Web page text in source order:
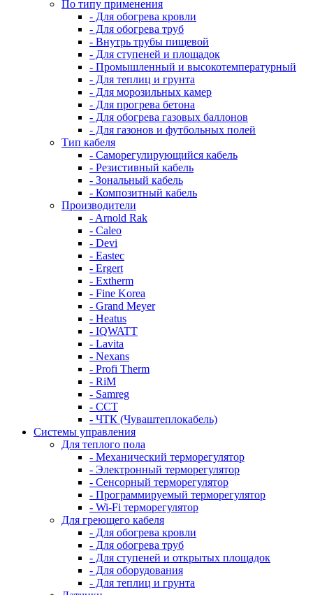
По типу применения
- Для обогрева кровли
- Для обогрева труб
- Внутрь трубы пищевой
- Для ступеней и площадок
- Промышленный и высокотемпературный
- Для теплиц и грунта
- Для морозильных камер
- Для прогрева бетона
- Для обогрева газовых баллонов
- Для газонов и футбольных полей
Тип кабеля
- Саморегулирующийся кабель
- Резистивный кабель
- Зональный кабель
- Композитный кабель
Производители
- Arnold Rak
- Caleo
- Devi
- Eastec
- Ergert
- Extherm
- Fine Korea
- Grand Meyer
- Heatus
- IQWATT
- Lavita
- Nexans
- Profi Therm
- RiM
- Samreg
- ССТ
- ЧТК (Чуваштеплокабель)
Системы управления
Для теплого пола
- Механический терморегулятор
- Электронный терморегулятор
- Сенсорный терморегулятор
- Программируемый терморегулятор
- Wi-Fi терморегулятор
Для греющего кабеля
- Для обогрева кровли
- Для обогрева труб
- Для ступеней и открытых площадок
- Для оборудования
- Для теплиц и грунта